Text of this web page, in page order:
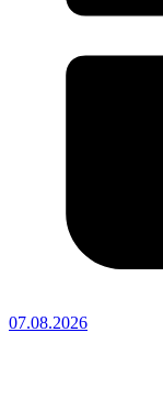
07.08.2026